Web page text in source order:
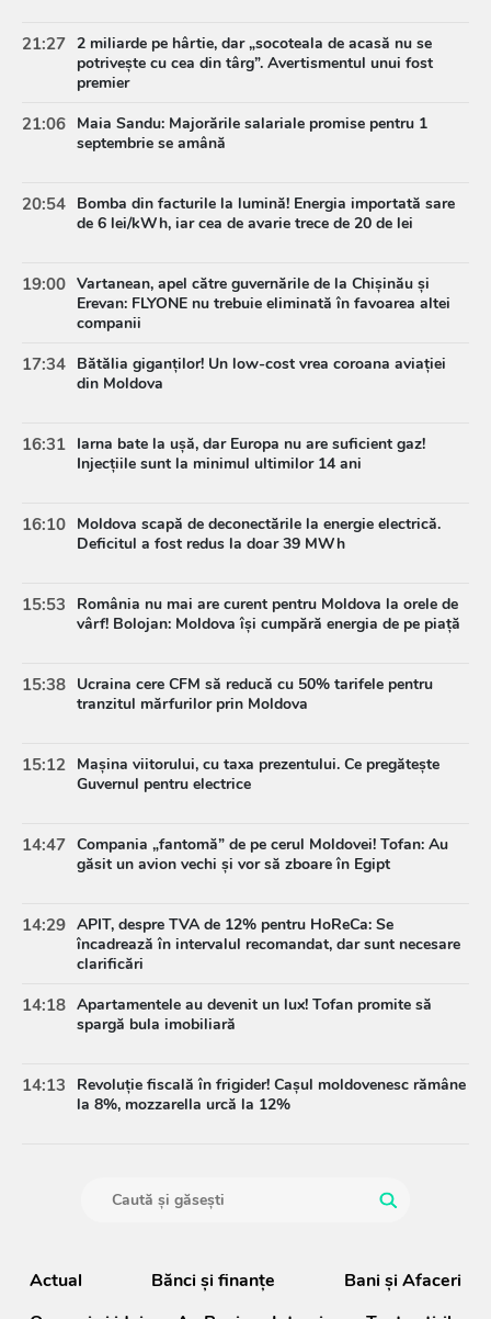
21:27 2 miliarde pe hârtie, dar „socoteala de acasă nu se
potrivește cu cea din târg”. Avertismentul unui fost
premier
21:06 Maia Sandu: Majorările salariale promise pentru 1
septembrie se amână
20:54 Bomba din facturile la lumină! Energia importată sare
de 6 lei/kWh, iar cea de avarie trece de 20 de lei
19:00 Vartanean, apel către guvernările de la Chișinău și
Erevan: FLYONE nu trebuie eliminată în favoarea altei
companii
17:34 Bătălia giganților! Un low-cost vrea coroana aviației
din Moldova
16:31 Iarna bate la ușă, dar Europa nu are suficient gaz!
Injecțiile sunt la minimul ultimilor 14 ani
16:10 Moldova scapă de deconectările la energie electrică.
Deficitul a fost redus la doar 39 MWh
15:53
România nu mai are curent pentru Moldova la orele de
vârf! Bolojan: Moldova își cumpără energia de pe piață
15:38 Ucraina cere CFM să reducă cu 50% tarifele pentru
tranzitul mărfurilor prin Moldova
15:12 Mașina viitorului, cu taxa prezentului. Ce pregătește
Guvernul pentru electrice
14:47 Compania „fantomă” de pe cerul Moldovei! Tofan: Au
găsit un avion vechi și vor să zboare în Egipt
14:29 APIT, despre TVA de 12% pentru HoReCa: Se
încadrează în intervalul recomandat, dar sunt necesare
clarificări
14:18 Apartamentele au devenit un lux! Tofan promite să
spargă bula imobiliară
14:13
Revoluție fiscală în frigider! Cașul moldovenesc rămâne
la 8%, mozzarella urcă la 12%
Actual Bănci şi finanţe
Bani și Afaceri